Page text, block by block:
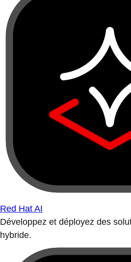
Red Hat AI
Développez et déployez des
hybride.